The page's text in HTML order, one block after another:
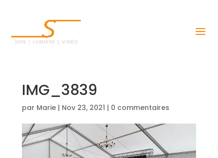
IMG_3839
par Marie| Nov 23, 2021 | 0 commentaires